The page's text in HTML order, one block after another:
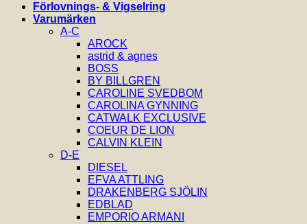
Förlovnings- & Vigselring
Varumärken
A-C
AROCK
astrid & agnes
BOSS
BY BILLGREN
CAROLINE SVEDBOM
CAROLINA GYNNING
CATWALK EXCLUSIVE
COEUR DE LION
CALVIN KLEIN
D-E
DIESEL
EFVA ATTLING
DRAKENBERG SJÖLIN
EDBLAD
EMPORIO ARMANI